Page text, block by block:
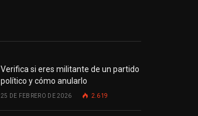
Verifica si eres militante de un partido
político y cómo anularlo
25 DE FEBRERO DE 2026 2.619